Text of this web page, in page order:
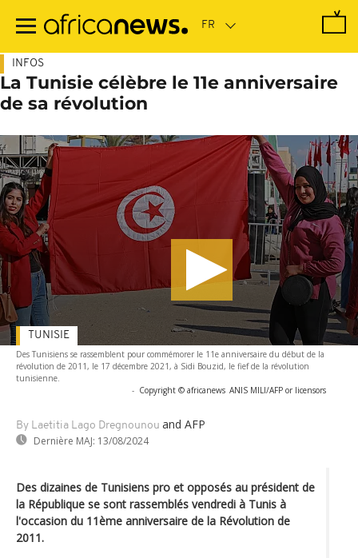
contenu
INFOS
La Tunisie célèbre le 11e anniversaire
de sa révolution
Des Tunisiens se rassemblent pour commémorer le 11e anniversaire du début de la
révolution de 2011, le 17 décembre 2021, à Sidi Bouzid, le fief de la révolution
tunisienne.
- Copyright © africanews ANIS MILI/AFP or licensors
By Laetitia Lago Dregnounou and AFP
Dernière MAJ: 13/08/2024
TUNISIE
Des dizaines de Tunisiens pro et opposés au président de
la République se sont rassemblés vendredi à Tunis à
l'occasion du 11ème anniversaire de la Révolution de
2011.